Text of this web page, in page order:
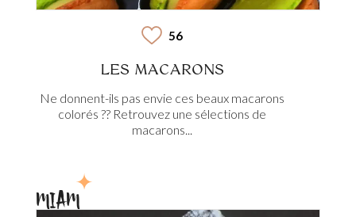
56
LES MACARONS
Ne donnent-ils pas envie ces beaux macarons
colorés ?? Retrouvez une sélections de
macarons...
MIAM